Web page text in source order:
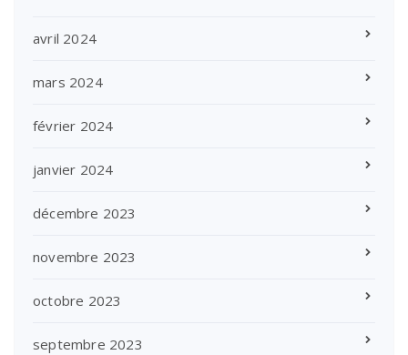
avril 2024
mars 2024
février 2024
janvier 2024
décembre 2023
novembre 2023
octobre 2023
septembre 2023